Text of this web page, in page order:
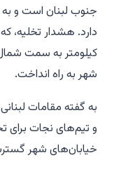
جنوب لبنان است و
کیلومتر به سمت شمال
شهر به راه انداخت.
به گفته مقامات
و تیم‌های نجات برای
خیابان‌های شهر